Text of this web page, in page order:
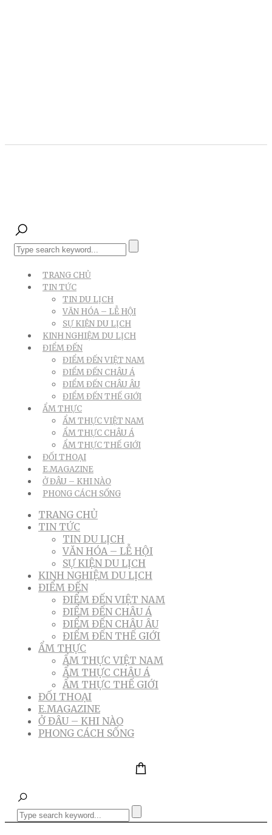
TRANG CHỦ
TIN TỨC
TIN DU LỊCH
VĂN HÓA – LỄ HỘI
SỰ KIỆN DU LỊCH
KINH NGHIỆM DU LỊCH
ĐIỂM ĐẾN
ĐIỂM ĐẾN VIỆT NAM
ĐIỂM ĐẾN CHÂU Á
ĐIỂM ĐẾN CHÂU ÂU
ĐIỂM ĐẾN THẾ GIỚI
ẨM THỰC
ẨM THỰC VIỆT NAM
ẨM THỰC CHÂU Á
ẨM THỰC THẾ GIỚI
ĐỐI THOẠI
E.MAGAZINE
Ở ĐÂU – KHI NÀO
PHONG CÁCH SỐNG
TRANG CHỦ
TIN TỨC
TIN DU LỊCH
VĂN HÓA – LỄ HỘI
SỰ KIỆN DU LỊCH
KINH NGHIỆM DU LỊCH
ĐIỂM ĐẾN
ĐIỂM ĐẾN VIỆT NAM
ĐIỂM ĐẾN CHÂU Á
ĐIỂM ĐẾN CHÂU ÂU
ĐIỂM ĐẾN THẾ GIỚI
ẨM THỰC
ẨM THỰC VIỆT NAM
ẨM THỰC CHÂU Á
ẨM THỰC THẾ GIỚI
ĐỐI THOẠI
E.MAGAZINE
Ở ĐÂU – KHI NÀO
PHONG CÁCH SỐNG